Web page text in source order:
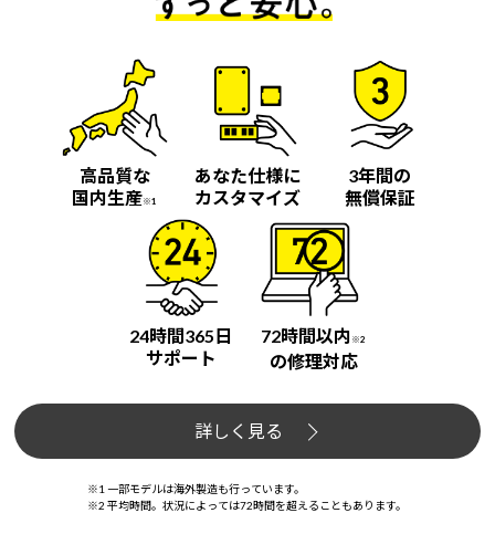
高品質な
国内生産※1
あなた仕様に
カスタマイズ
3年間の
無償保証
24時間365日
サポート
72時間以内 ※2
の修理対応
詳しく見る
※1 一部モデルは海外製造も行っています。
※2 平均時間。状況によっては72時間を超えることもあります。